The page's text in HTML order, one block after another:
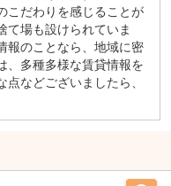
こだわりを感じることが
て場も設けられていま
報のことなら、地域に密
、多種多様な賃貸情報を
などございましたら、